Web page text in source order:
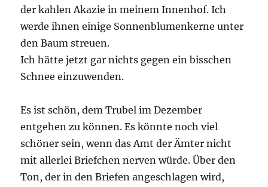
der kahlen Akazie in meinem Innenhof. Ich
werde ihnen einige Sonnenblumenkerne unter
den Baum streuen.
Ich hätte jetzt gar nichts gegen ein bisschen
Schnee einzuwenden.
Es ist schön, dem Trubel im Dezember
entgehen zu können. Es könnte noch viel
schöner sein, wenn das Amt der Ämter nicht
mit allerlei Briefchen nerven würde. Über den
Ton, der in den Briefen angeschlagen wird,